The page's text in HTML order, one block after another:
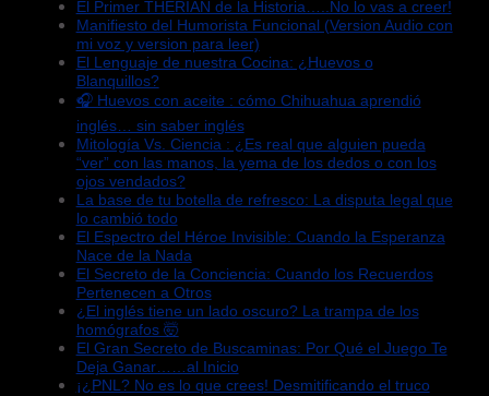
El Primer THERIAN de la Historia…..No lo vas a creer!
Manifiesto del Humorista Funcional (Version Audio con
mi voz y version para leer)
El Lenguaje de nuestra Cocina: ¿Huevos o
Blanquillos?
🎧 Huevos con aceite : cómo Chihuahua aprendió
inglés… sin saber inglés
Mitología Vs. Ciencia : ¿Es real que alguien pueda
“ver” con las manos, la yema de los dedos o con los
ojos vendados?
La base de tu botella de refresco: La disputa legal que
lo cambió todo
El Espectro del Héroe Invisible: Cuando la Esperanza
Nace de la Nada
El Secreto de la Conciencia: Cuando los Recuerdos
Pertenecen a Otros
¿El inglés tiene un lado oscuro? La trampa de los
homógrafos 🤯
El Gran Secreto de Buscaminas: Por Qué el Juego Te
Deja Ganar……al Inicio
¡¿PNL? No es lo que crees! Desmitificando el truco